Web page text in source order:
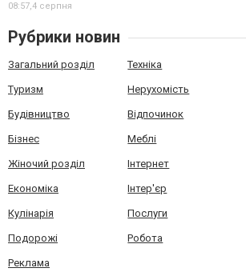
08:57,4 серпня
Рубрики новин
Загальний розділ Техніка
Туризм Нерухомість
Будівництво Відпочинок
Бізнес Меблі
Жіночий розділ Інтернет
Економіка Інтер'єр
Кулінарія Послуги
Подорожі Робота
Реклама